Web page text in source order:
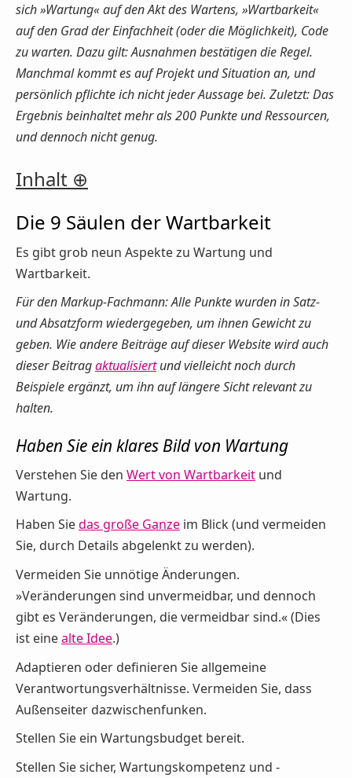
sich »Wartung« auf den Akt des Wartens, »Wartbarkeit«
auf den Grad der Einfachheit (oder die Möglichkeit), Code
zu warten. Dazu gilt: Ausnahmen bestätigen die Regel.
Manchmal kommt es auf Projekt und Situation an, und
persönlich pflichte ich nicht jeder Aussage bei. Zuletzt: Das
Ergebnis beinhaltet mehr als 200 Punkte und Ressourcen,
und dennoch nicht genug.
Inhalt
Die 9 Säulen der Wartbarkeit
Es gibt grob neun Aspekte zu Wartung und
Wartbarkeit.
Für den Markup-Fachmann: Alle Punkte wurden in Satz-
und Absatzform wiedergegeben, um ihnen Gewicht zu
geben. Wie andere Beiträge auf dieser Website wird auch
dieser Beitragaktualisiertund vielleicht noch durch
Beispiele ergänzt, um ihn auf längere Sicht relevant zu
halten.
Haben Sie ein klares Bild von Wartung
Verstehen Sie den Wert von Wartbarkeit und
Wartung.
Haben Siedas große Ganze im Blick (und vermeiden
Sie, durch Details abgelenkt zu werden).
Vermeiden Sie unnötige Änderungen.
»Veränderungen sind unvermeidbar, und dennoch
gibt es Veränderungen, die vermeidbar sind.« (Dies
ist einealte Idee.)
Adaptieren oder definieren Sie allgemeine
Verantwortungsverhältnisse. Vermeiden Sie, dass
Außenseiter dazwischenfunken.
Stellen Sie ein Wartungsbudget bereit.
Stellen Sie sicher, Wartungskompetenz und -